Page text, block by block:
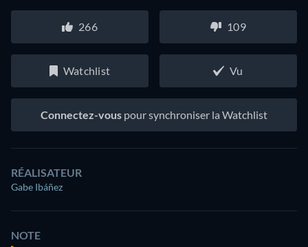
266 109
Watchlist Vu
Connectez-vous pour synchroniser la Watchlist
RÉALISATEUR
Gabe Ibáñez
NOTE